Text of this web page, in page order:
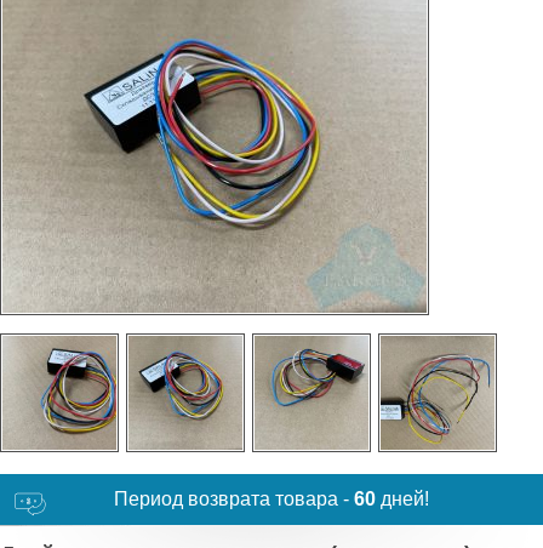
Период возврата товара - 60 дней!